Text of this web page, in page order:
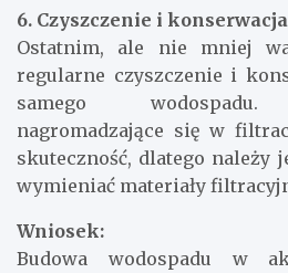
6. Czyszczenie i
Ostatnim, ale nie mniej
regularne czyszczenie i
samego wodospadu.
nagromadzające się w
skuteczność, dlatego należy
wymieniać materiały
Wniosek:
Budowa wodospadu w